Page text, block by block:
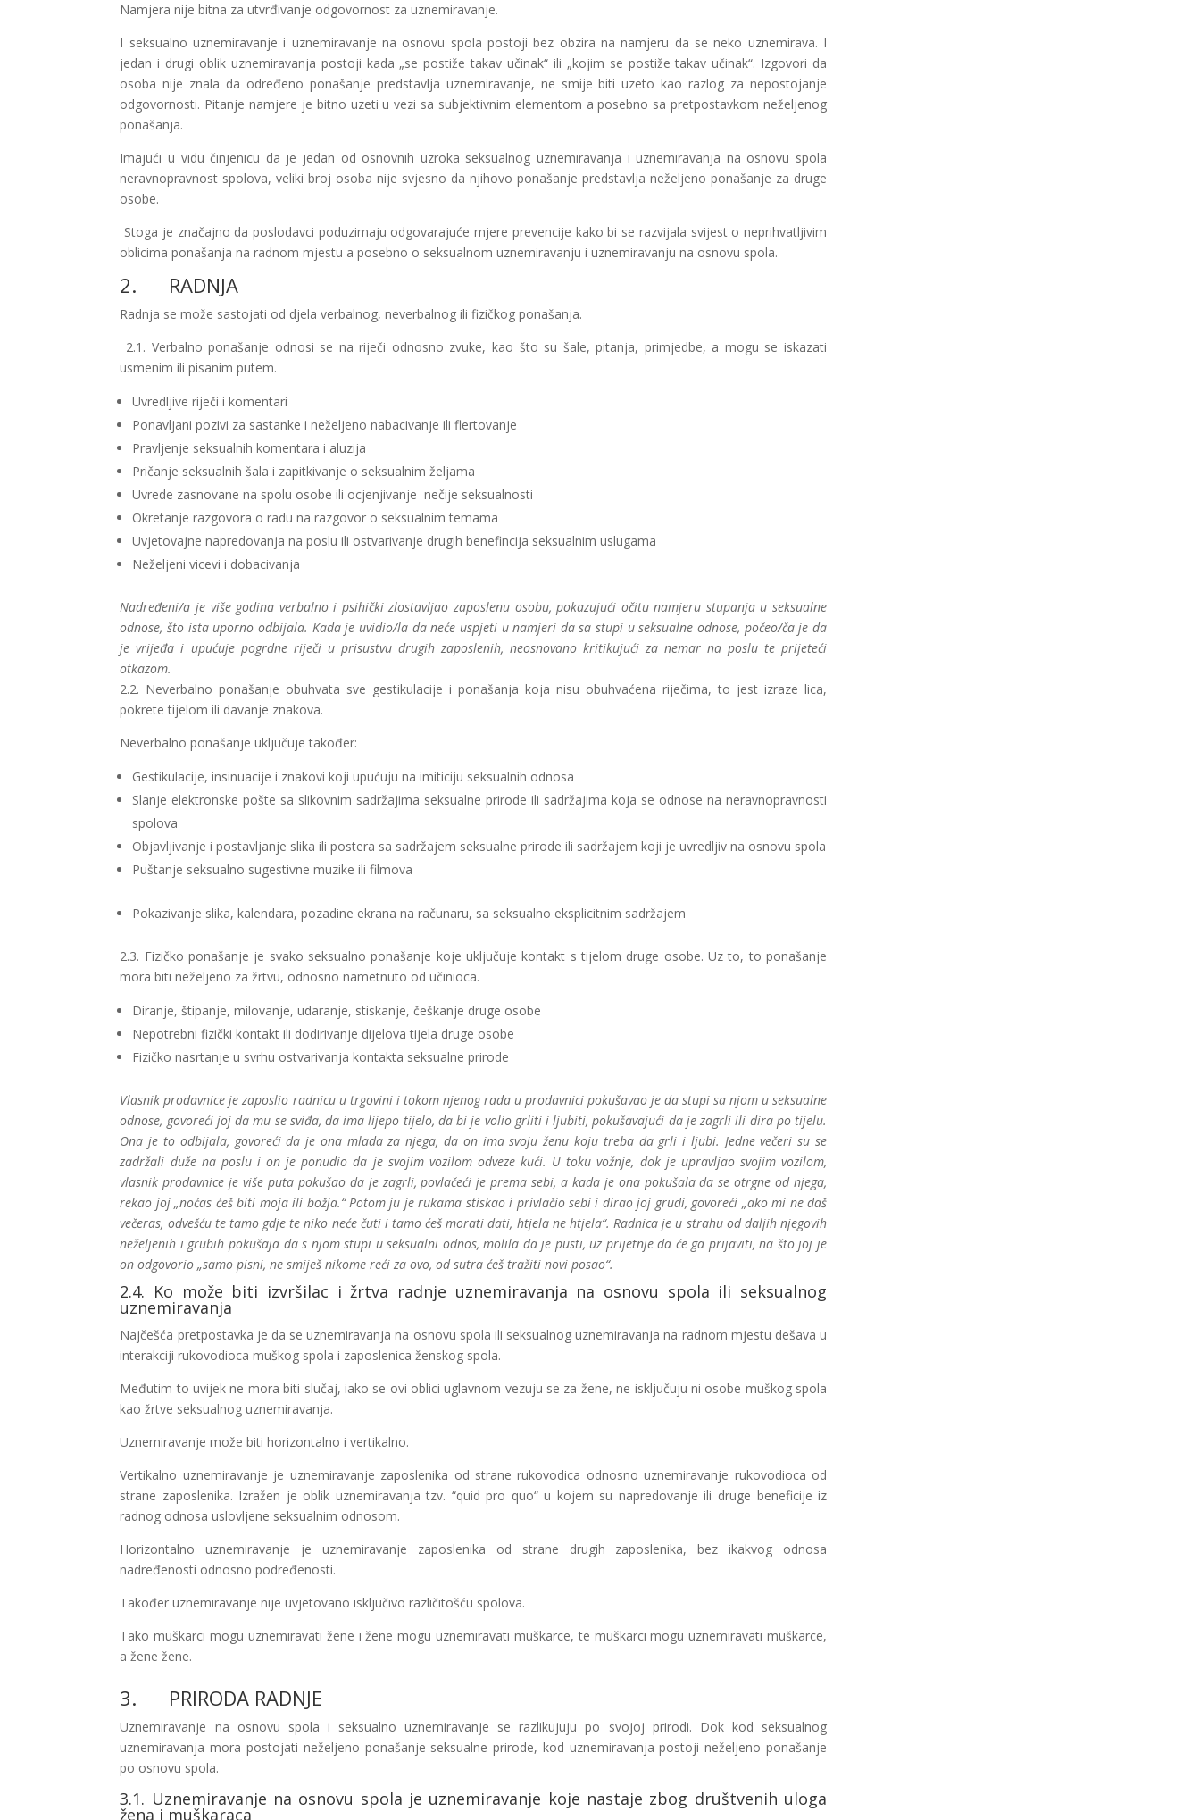
Namjera nije bitna za utvrđivanje odgovornost za uznemiravanje.
I seksualno uznemiravanje i uznemiravanje na osnovu spola postoji bez obzira na namjeru da se neko uznemirava. I
jedan i drugi oblik uznemiravanja postoji kada „se postiže takav učinak“ ili „kojim se postiže takav učinak“. Izgovori da
osoba nije znala da određeno ponašanje predstavlja uznemiravanje, ne smije biti uzeto kao razlog za nepostojanje
odgovornosti. Pitanje namjere je bitno uzeti u vezi sa subjektivnim elementom a posebno sa pretpostavkom neželjenog
ponašanja.
Imajući u vidu činjenicu da je jedan od osnovnih uzroka seksualnog uznemiravanja i uznemiravanja na osnovu spola
neravnopravnost spolova, veliki broj osoba nije svjesno da njihovo ponašanje predstavlja neželjeno ponašanje za druge
osobe.
Stoga je značajno da poslodavci poduzimaju odgovarajuće mjere prevencije kako bi se razvijala svijest o neprihvatljivim
oblicima ponašanja na radnom mjestu a posebno o seksualnom uznemiravanju i uznemiravanju na osnovu spola.
2. RADNJA
Radnja se može sastojati od djela verbalnog, neverbalnog ili fizičkog ponašanja.
2.1. Verbalno ponašanje odnosi se na riječi odnosno zvuke, kao što su šale, pitanja, primjedbe, a mogu se iskazati
usmenim ili pisanim putem.
Uvredljive riječi i komentari
Ponavljani pozivi za sastanke i neželjeno nabacivanje ili flertovanje
Pravljenje seksualnih komentara i aluzija
Pričanje seksualnih šala i zapitkivanje o seksualnim željama
Uvrede zasnovane na spolu osobe ili ocjenjivanje nečije seksualnosti
Okretanje razgovora o radu na razgovor o seksualnim temama
Uvjetovajne napredovanja na poslu ili ostvarivanje drugih benefincija seksualnim uslugama
Neželjeni vicevi i dobacivanja
Nadređeni/a je više godina verbalno i psihički zlostavljao zaposlenu osobu, pokazujući očitu namjeru stupanja u seksualne
odnose, što ista uporno odbijala. Kada je uvidio/la da neće uspjeti u namjeri da sa stupi u seksualne odnose, počeo/ča je da
je vrijeđa i upućuje pogrdne riječi u prisustvu drugih zaposlenih, neosnovano kritikujući za nemar na poslu te prijeteći
otkazom.
2.2. Neverbalno ponašanje obuhvata sve gestikulacije i ponašanja koja nisu obuhvaćena riječima, to jest izraze lica,
pokrete tijelom ili davanje znakova.
Neverbalno ponašanje uključuje također:
Gestikulacije, insinuacije i znakovi koji upućuju na imiticiju seksualnih odnosa
Slanje elektronske pošte sa slikovnim sadržajima seksualne prirode ili sadržajima koja se odnose na neravnopravnosti
spolova
Objavljivanje i postavljanje slika ili postera sa sadržajem seksualne prirode ili sadržajem koji je uvredljiv na osnovu spola
Puštanje seksualno sugestivne muzike ili filmova
Pokazivanje slika, kalendara, pozadine ekrana na računaru, sa seksualno eksplicitnim sadržajem
2.3. Fizičko ponašanje je svako seksualno ponašanje koje uključuje kontakt s tijelom druge osobe. Uz to, to ponašanje
mora biti neželjeno za žrtvu, odnosno nametnuto od učinioca.
Diranje, štipanje, milovanje, udaranje, stiskanje, češkanje druge osobe
Nepotrebni fizički kontakt ili dodirivanje dijelova tijela druge osobe
Fizičko nasrtanje u svrhu ostvarivanja kontakta seksualne prirode
Vlasnik prodavnice je zaposlio radnicu u trgovini i tokom njenog rada u prodavnici pokušavao je da stupi sa njom u seksualne
odnose, govoreći joj da mu se sviđa, da ima lijepo tijelo, da bi je volio grliti i ljubiti, pokušavajući da je zagrli ili dira po tijelu.
Ona je to odbijala, govoreći da je ona mlada za njega, da on ima svoju ženu koju treba da grli i ljubi. Jedne večeri su se
zadržali duže na poslu i on je ponudio da je svojim vozilom odveze kući. U toku vožnje, dok je upravljao svojim vozilom,
vlasnik prodavnice je više puta pokušao da je zagrli, povlačeći je prema sebi, a kada je ona pokušala da se otrgne od njega,
rekao joj „noćas ćeš biti moja ili božja.“ Potom ju je rukama stiskao i privlačio sebi i dirao joj grudi, govoreći „ako mi ne daš
večeras, odvešću te tamo gdje te niko neće čuti i tamo ćeš morati dati, htjela ne htjela“. Radnica je u strahu od daljih njegovih
neželjenih i grubih pokušaja da s njom stupi u seksualni odnos, molila da je pusti, uz prijetnje da će ga prijaviti, na što joj je
on odgovorio „samo pisni, ne smiješ nikome reći za ovo, od sutra ćeš tražiti novi posao“.
2.4. Ko može biti izvršilac i žrtva radnje uznemiravanja na osnovu spola ili seksualnog
uznemiravanja
Najčešća pretpostavka je da se uznemiravanja na osnovu spola ili seksualnog uznemiravanja na radnom mjestu dešava u
interakciji rukovodioca muškog spola i zaposlenica ženskog spola.
Međutim to uvijek ne mora biti slučaj, iako se ovi oblici uglavnom vezuju se za žene, ne isključuju ni osobe muškog spola
kao žrtve seksualnog uznemiravanja.
Uznemiravanje može biti horizontalno i vertikalno.
Vertikalno uznemiravanje je uznemiravanje zaposlenika od strane rukovodica odnosno uznemiravanje rukovodioca od
strane zaposlenika. Izražen je oblik uznemiravanja tzv. “quid pro quo“ u kojem su napredovanje ili druge beneficije iz
radnog odnosa uslovljene seksualnim odnosom.
Horizontalno uznemiravanje je uznemiravanje zaposlenika od strane drugih zaposlenika, bez ikakvog odnosa
nadređenosti odnosno podređenosti.
Također uznemiravanje nije uvjetovano isključivo različitošću spolova.
Tako muškarci mogu uznemiravati žene i žene mogu uznemiravati muškarce, te muškarci mogu uznemiravati muškarce,
a žene žene.
3. PRIRODA RADNJE
Uznemiravanje na osnovu spola i seksualno uznemiravanje se razlikujuju po svojoj prirodi. Dok kod seksualnog
uznemiravanja mora postojati neželjeno ponašanje seksualne prirode, kod uznemiravanja postoji neželjeno ponašanje
po osnovu spola.
3.1. Uznemiravanje na osnovu spola je uznemiravanje koje nastaje zbog društvenih uloga
žena i muškaraca